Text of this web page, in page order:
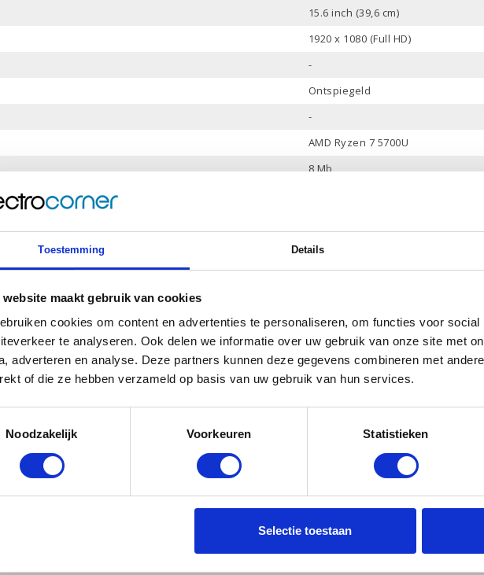
Toestemming Details
website maakt gebruik van cookies
cookies om content en advertenties te personaliseren, om functies voor
te analyseren. Ook delen we informatie over uw gebruik van onze site met
adverteren en analyse. Deze partners kunnen deze gegevens combineren met
of die ze hebben verzameld op basis van uw gebruik van hun services.
Noodzakelijk
Voorkeuren Statistieken
Selectie toestaan
15.6 inch (39,6 cm)
1920 x 1080 (Full HD)
-
Ontspiegeld
-
AMD Ryzen 7 5700U
8 Mb
16 Gb
512 Gb PCle NVMe
AMD Radeon
-
Ja
Bang & Olufsen, 2 luidsprekers
1
Hoofdtelefoon / Microfoon combo
DisplayPort 1.4 / HDMI 2.0